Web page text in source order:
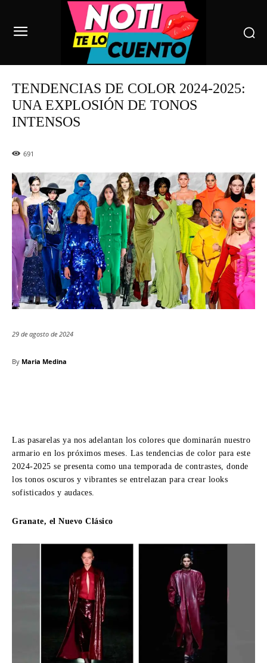
TENDENCIAS DE COLOR 2024-2025:
UNA EXPLOSIÓN DE TONOS
INTENSOS
691
29 de agosto de 2024
By Maria Medina
Las pasarelas ya nos adelantan los colores que dominarán nuestro
armario en los próximos meses. Las tendencias de color para este
2024-2025 se presenta como una temporada de contrastes, donde
los tonos oscuros y vibrantes se entrelazan para crear looks
sofisticados y audaces.
Granate, el Nuevo Clásico